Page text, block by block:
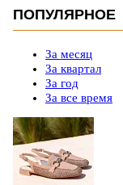
ПОПУЛЯРНОЕ
За месяц
За квартал
За год
За все время